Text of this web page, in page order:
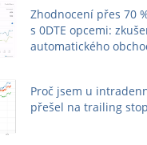
Zhodnocení přes 70
s 0DTE opcemi:
automatického
Proč jsem u
přešel na trailing